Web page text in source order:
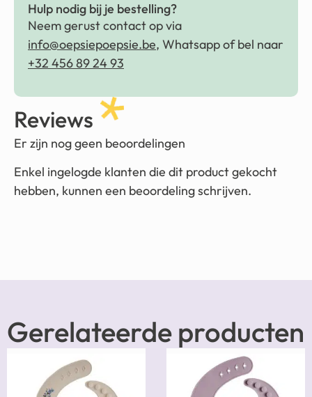
Hulp nodig bij je bestelling?
Neem gerust contact op via
info@oepsiepoepsie.be, Whatsapp of bel naar
+32 456 89 24 93
Reviews
Er zijn nog geen beoordelingen
Enkel ingelogde klanten die dit product gekocht
hebben, kunnen een beoordeling schrijven.
Gerelateerde producten